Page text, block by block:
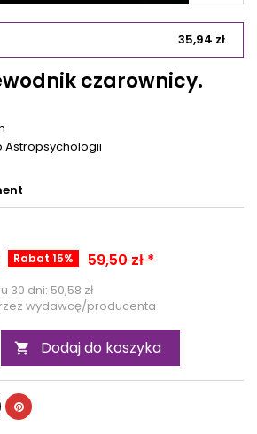
35,94 zł
czarownicy.
Astropsychologii
Rabat 15% 59,50 zł *
30 dni: 50,58 zł
wydawcę/producenta
 Dodaj do koszyka